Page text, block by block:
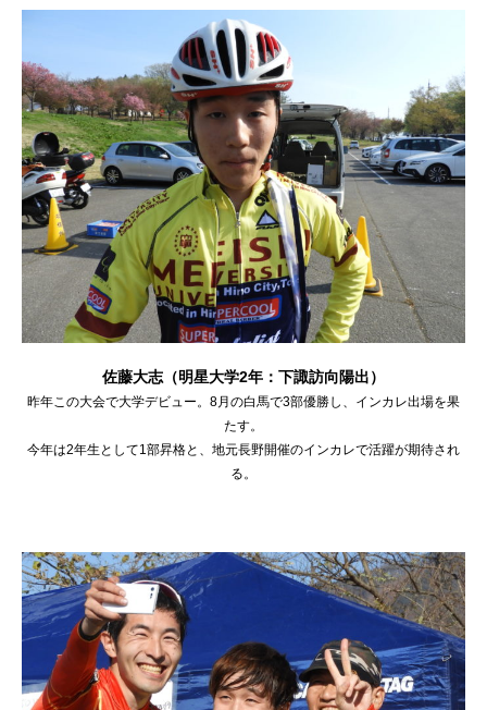
佐藤大志（明星大学2年：下諏訪向陽出）
昨年この大会で大学デビュー。8月の白馬で3部優勝し、インカレ出場を果
たす。
今年は2年生として1部昇格と、地元長野開催のインカレで活躍が期待され
る。